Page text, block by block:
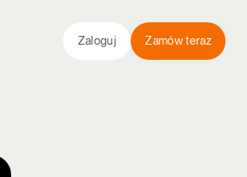
Zaloguj Zamów teraz